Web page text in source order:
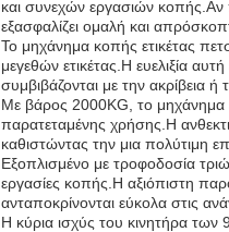
και συνεχών εργασιών κοπής.Αν
εξασφαλίζει ομαλή και
Το μηχάνημα κοπής ετικέτας
μεγεθών ετικέτας.Η ευελιξία
συμβιβάζονται με την ακρίβεια ή
Με βάρος 2000KG, το μηχάνημα
παρατεταμένης χρήσης.Η
καθιστώντας την μια πολύτιμη
Εξοπλισμένο με τροφοδοσία
εργασίες κοπής.Η αξιόπιστη
ανταποκρίνονται εύκολα στις
Η κύρια ισχύς του κινητήρα των